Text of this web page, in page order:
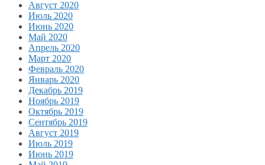
Август 2020
Июль 2020
Июнь 2020
Май 2020
Апрель 2020
Март 2020
Февраль 2020
Январь 2020
Декабрь 2019
Ноябрь 2019
Октябрь 2019
Сентябрь 2019
Август 2019
Июль 2019
Июнь 2019